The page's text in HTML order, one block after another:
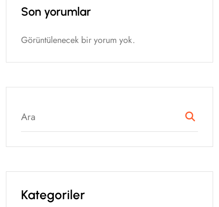
Son yorumlar
Görüntülenecek bir yorum yok.
Kategoriler